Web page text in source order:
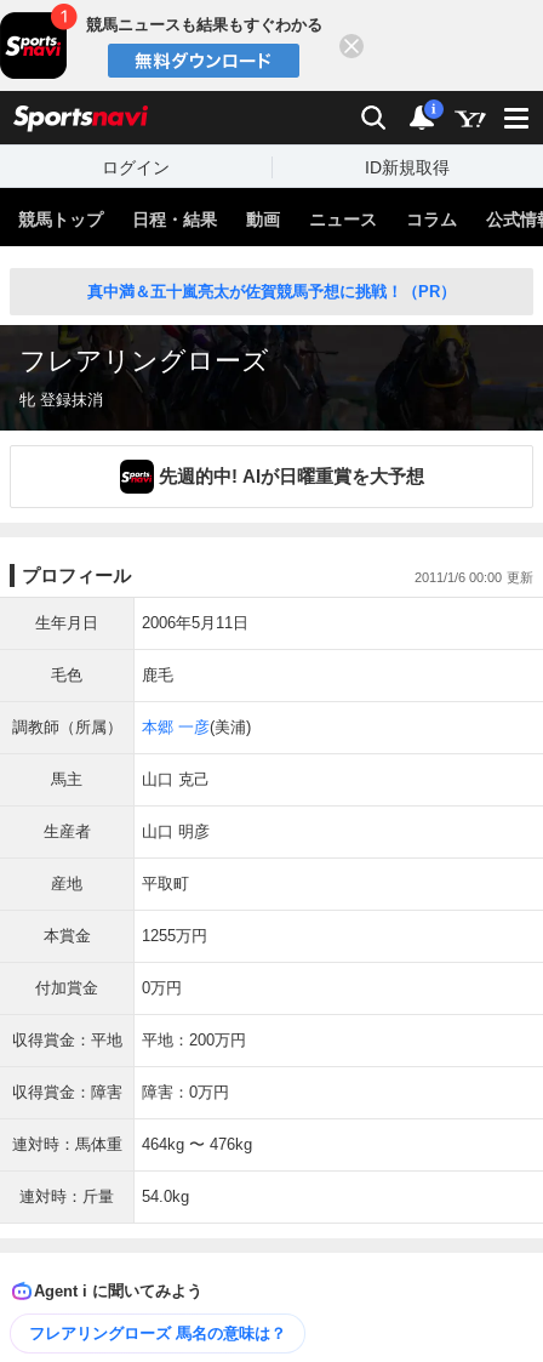
競馬ニュースも結果もすぐわかる
検索 通知
i
ログイン ID新規取得
競馬トップ 日程・結果 動画 ニュース コラム 公式情
真中満＆五十嵐亮太が佐賀競馬予想に挑戦！（PR）
フレアリングローズ
牝 登録抹消
先週的中! AIが日曜重賞を大予想
プロフィール 2011/1/6 00:00
生年月日 2006年5月11日
毛色 鹿毛
調教師（所属） 本郷 一彦(美浦)
馬主 山口 克己
生産者 山口 明彦
産地 平取町
本賞金 1255万円
付加賞金 0万円
収得賞金：平地 平地：200万円
収得賞金：障害 障害：0万円
連対時：馬体重 464kg 〜 476kg
連対時：斤量 54.0kg
Agent i に聞いてみよう
フレアリングローズ 馬名の意味は？